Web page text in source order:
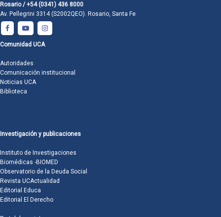
Rosario / +54 (0341) 436 8000
Av. Pellegrini 3314 (S2002QEO). Rosario, Santa Fe
Comunidad UCA
Autoridades
Comunicación institucional
Noticias UCA
Biblioteca
Investigación y publicaciones
Instituto de Investigaciones
Biomédicas -BIOMED
Observatorio de la Deuda Social
Revista UCActualidad
Editorial Educa
Editorial El Derecho